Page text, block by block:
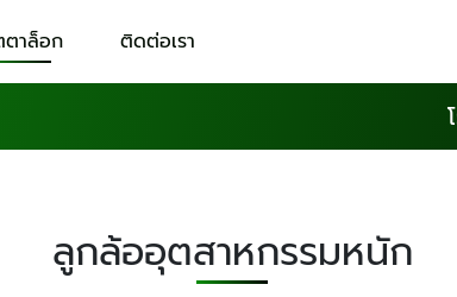
ตาล็อก ติดต่อเรา
ลูกล้ออุตสาหกรรมหนัก